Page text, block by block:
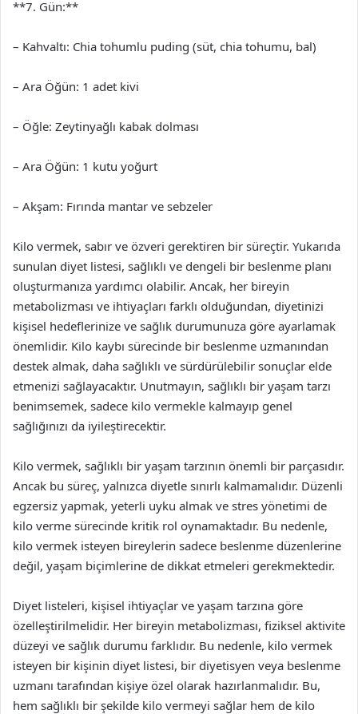
**7. Gün:**
– Kahvaltı: Chia tohumlu puding (süt, chia tohumu, bal)
– Ara Öğün: 1 adet kivi
– Öğle: Zeytinyağlı kabak dolması
– Ara Öğün: 1 kutu yoğurt
– Akşam: Fırında mantar ve sebzeler
Kilo vermek, sabır ve özveri gerektiren bir süreçtir. Yukarıda
sunulan diyet listesi, sağlıklı ve dengeli bir beslenme planı
oluşturmanıza yardımcı olabilir. Ancak, her bireyin
metabolizması ve ihtiyaçları farklı olduğundan, diyetinizi
kişisel hedeflerinize ve sağlık durumunuza göre ayarlamak
önemlidir. Kilo kaybı sürecinde bir beslenme uzmanından
destek almak, daha sağlıklı ve sürdürülebilir sonuçlar elde
etmenizi sağlayacaktır. Unutmayın, sağlıklı bir yaşam tarzı
benimsemek, sadece kilo vermekle kalmayıp genel
sağlığınızı da iyileştirecektir.
Kilo vermek, sağlıklı bir yaşam tarzının önemli bir parçasıdır.
Ancak bu süreç, yalnızca diyetle sınırlı kalmamalıdır. Düzenli
egzersiz yapmak, yeterli uyku almak ve stres yönetimi de
kilo verme sürecinde kritik rol oynamaktadır. Bu nedenle,
kilo vermek isteyen bireylerin sadece beslenme düzenlerine
değil, yaşam biçimlerine de dikkat etmeleri gerekmektedir.
Diyet listeleri, kişisel ihtiyaçlar ve yaşam tarzına göre
özelleştirilmelidir. Her bireyin metabolizması, fiziksel aktivite
düzeyi ve sağlık durumu farklıdır. Bu nedenle, kilo vermek
isteyen bir kişinin diyet listesi, bir diyetisyen veya beslenme
uzmanı tarafından kişiye özel olarak hazırlanmalıdır. Bu,
hem sağlıklı bir şekilde kilo vermeyi sağlar hem de kilo